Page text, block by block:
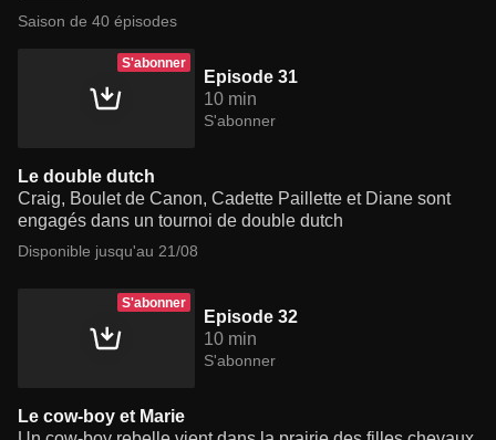
Saison de 40 épisodes
S'abonner
Episode 31
10 min
S'abonner
Le double dutch
Craig, Boulet de Canon, Cadette Paillette et Diane sont
engagés dans un tournoi de double dutch
Disponible jusqu'au 21/08
S'abonner
Episode 32
10 min
S'abonner
Le cow-boy et Marie